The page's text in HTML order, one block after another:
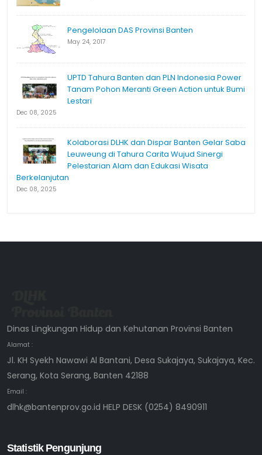
Pengelolaan DAS Provinsi Banten
May 24, 2017
UPTD Tahura Banten dan PLN Indonesia Power
Tanam Pohon Meranti Green Action untuk Bumi
Lestari
Dec 08, 2025
Kolaborasi DLHK dan Dispar Banten Gelar Saba
Leuweung di Tahura Carita Wujud Sinergi
Pelestarian Alam dan Edukasi Wisata
Berkelanjutan
Dec 08, 2025
Dinas Lingkungan Hidup dan Kehutanan Provinsi Banten
Alamat :
Jl. KH Syekh Nawawi Al Bantani, Desa Sukajaya, Sukajaya, Kec.
Serang, Kota Serang, Banten 42188
Email :
dlhk@bantenprov.go.id HELP DESK (0254) 8490911
Statistik Pengunjung